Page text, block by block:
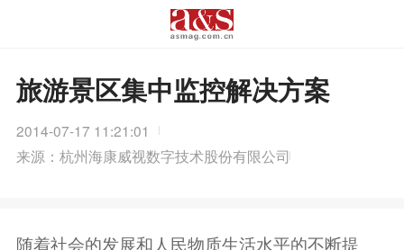
旅游景区集中监控解决方案
2014-07-17 11:21:01
来源：杭州海康威视数字技术股份有限公司
随着社会的发展和人民物质生活水平的不断提